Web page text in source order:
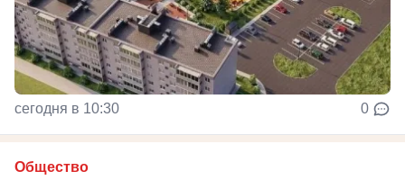
сегодня в 10:30 0
Общество